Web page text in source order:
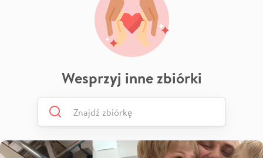
Wesprzyj inne zbiórki